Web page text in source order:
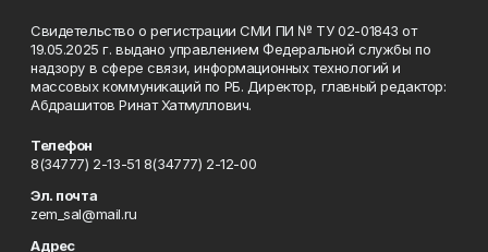
Свидетельство о регистрации СМИ ПИ № ТУ 02-01843 от
19.05.2025 г. выдано управлением Федеральной службы по
надзору в сфере связи, информационных технологий и
массовых коммуникаций по РБ. Директор, главный редактор:
Абдрашитов Ринат Хатмуллович.
Телефон
8(34777) 2-13-51 8(34777) 2-12-00
Эл. почта
zem_sal@mail.ru
Адрес